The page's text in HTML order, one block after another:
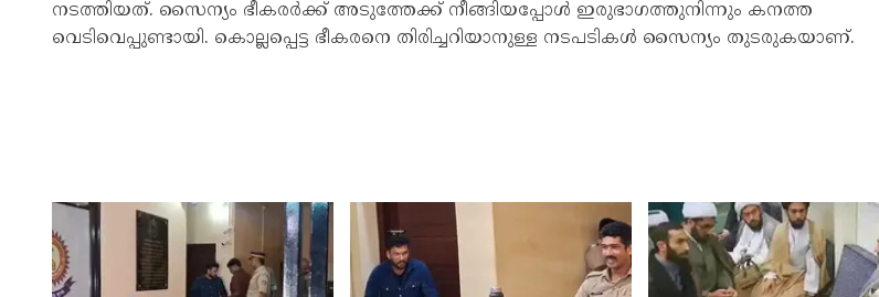
നടത്തിയത്. സൈന്യം ഭീകരർക്ക് അടുത്തേക്ക് നീങ്ങിയപ്പോൾ ഇരുഭാഗത്തുനിന്നും കനത്ത
വെടിവെപ്പുണ്ടായി. കൊല്ലപ്പെട്ട ഭീകരനെ തിരിച്ചറിയാനുള്ള നടപടികൾ സൈന്യം തുടരുകയാണ്.